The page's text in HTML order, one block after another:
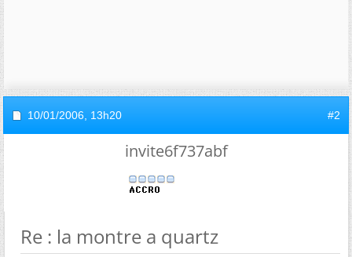
10/01/2006, 13h20 #2
invite6f737abf
Re : la montre a quartz